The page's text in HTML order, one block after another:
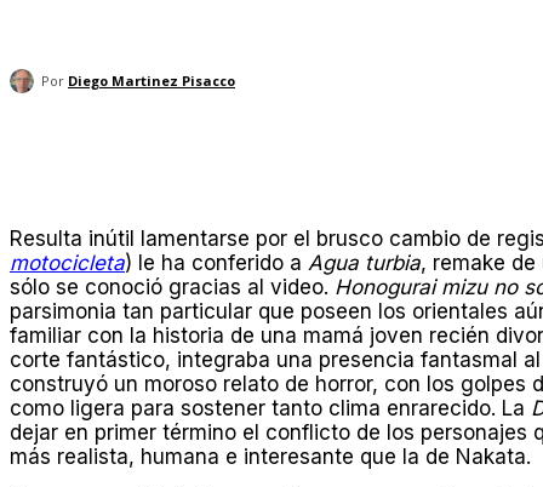
Por Diego Martinez Pisacco
Resulta inútil lamentarse por el brusco cambio de
motocicleta) le ha conferido a Agua turbia, remake
sólo se conoció gracias al video. Honogurai mizu no
parsimonia tan particular que poseen los orientales
familiar con la historia de una mamá joven recién
corte fantástico, integraba una presencia fantasmal
construyó un moroso relato de horror, con los
como ligera para sostener tanto clima enrarecido. La
dejar en primer término el conflicto de los personajes
más realista, humana e interesante que la de Nakata.